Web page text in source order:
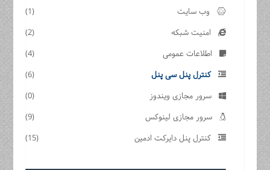
وب سایت
(1)
امنیت شبکه
(2)
اطلاعات عمومی
(4)
کنترل پنل سی پنل
(6)
سرور مجازی ویندوز
(0)
سرور مجازی لینوکس
(9)
کنترل پنل دایرکت ادمین
(15)